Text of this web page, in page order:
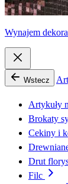
Wynajem
Wstecz
Artykuły
Brokaty
Cekiny i
Drut
Filc